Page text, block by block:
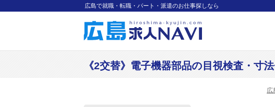
広島で就職・転職・パート・派遣のお仕事探しなら
《2交替》電子機器部品の目視検査・
広